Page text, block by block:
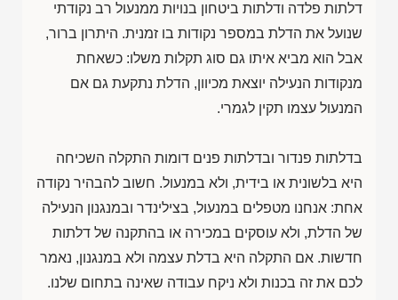
דלתות פלדה ודלתות ביטחון בנויות ממנעול רב נקודתי
שנועל את הדלת במספר נקודות בו זמנית. היתרון ברור,
אבל הוא מביא איתו גם סוג תקלות משלו: כשאחת
מנקודות הנעילה יוצאת מכיוון, הדלת נתקעת גם אם
המנעול עצמו תקין לגמרי.
בדלתות פנדור ובדלתות פנים דומות התקלה השכיחה
היא בלשונית או בידית, ולא במנעול. חשוב להבהיר נקודה
אחת: אנחנו מטפלים במנעול, בצילינדר ובמנגנון הנעילה
של הדלת, ולא עוסקים במכירה או בהתקנה של דלתות
חדשות. אם התקלה היא בדלת עצמה ולא במנגנון, נאמר
לכם את זה בכנות ולא ניקח עבודה שאינה בתחום שלנו.